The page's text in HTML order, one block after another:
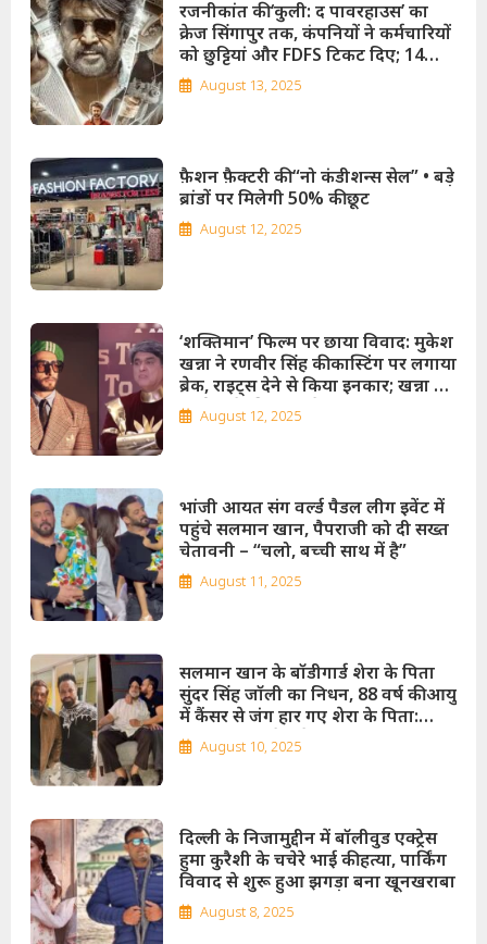
रजनीकांत की ‘कुली: द पावरहाउस’ का
क्रेज सिंगापुर तक, कंपनियों ने कर्मचारियों
को छुट्टियां और FDFS टिकट दिए; 14
अगस्त को रिलीज होगी फिल्म!
August 13, 2025
फ़ैशन फ़ैक्टरी की “नो कंडीशन्स सेल” • बड़े
ब्रांडों पर मिलेगी 50% की छूट
August 12, 2025
‘शक्तिमान’ फिल्म पर छाया विवाद: मुकेश
खन्ना ने रणवीर सिंह की कास्टिंग पर लगाया
ब्रेक, राइट्स देने से किया इनकार; खन्ना ने
कोर्ट जाने की भी दी चेतावनी!
August 12, 2025
भांजी आयत संग वर्ल्ड पैडल लीग इवेंट में
पहुंचे सलमान खान, पैपराजी को दी सख्त
चेतावनी – “चलो, बच्ची साथ में है”
August 11, 2025
सलमान खान के बॉडीगार्ड शेरा के पिता
सुंदर सिंह जॉली का निधन, 88 वर्ष की आयु
में कैंसर से जंग हार गए शेरा के पिता:
सलमान खान ने गले लगाकर दिया साथ,
फिल्म इंडस्ट्री ने दी भावुक श्रद्धांजलि!
August 10, 2025
दिल्ली के निजामुद्दीन में बॉलीवुड एक्ट्रेस
हुमा कुरैशी के चचेरे भाई की हत्या, पार्किंग
विवाद से शुरू हुआ झगड़ा बना खूनखराबा
August 8, 2025